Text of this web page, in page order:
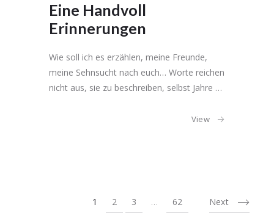
Eine Handvoll
Erinnerungen
Wie soll ich es erzählen, meine Freunde,
meine Sehnsucht nach euch… Worte reichen
nicht aus, sie zu beschreiben, selbst Jahre …
View
1 2 3 … 62 Next